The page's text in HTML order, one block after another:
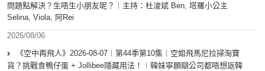
問題點解決？生唔生小朋友呢？︱主持：杜浚斌 Ben, 塔羅小公主
Selina, Viola, 阿Rei
2026/08/06
《空中再飛人》2026-08-07︱第44季第10集｜空姐飛馬尼拉掃淘寶
貨？挑戰食鴨仔蛋 + Jollibee隱藏用法！︱韓妹寧願瞓公司都唔想返韓